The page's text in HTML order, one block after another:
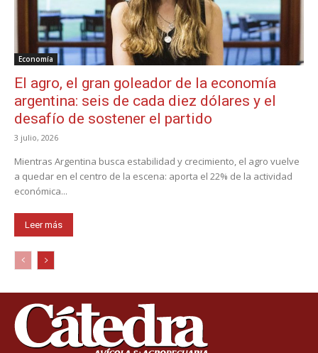
Economía
El agro, el gran goleador de la economía
argentina: seis de cada diez dólares y el
desafío de sostener el partido
3 julio, 2026
Mientras Argentina busca estabilidad y crecimiento, el agro vuelve
a quedar en el centro de la escena: aporta el 22% de la actividad
económica...
Leer más